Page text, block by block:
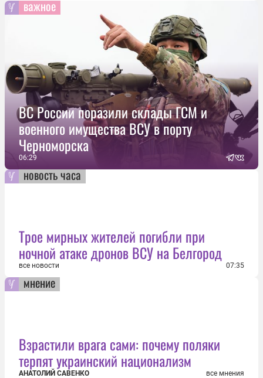
важное
ВС России поразили склады ГСМ и
военного имущества ВСУ в порту
Черноморска
06:29
новость часа
Трое мирных жителей погибли при
ночной атаке дронов ВСУ на Белгород
все новости 07:35
мнение
Взрастили врага сами: почему поляки
терпят украинский национализм
АНАТОЛИЙ САВЕНКО все мнения